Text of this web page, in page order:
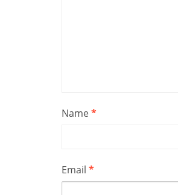
Name*
Email *